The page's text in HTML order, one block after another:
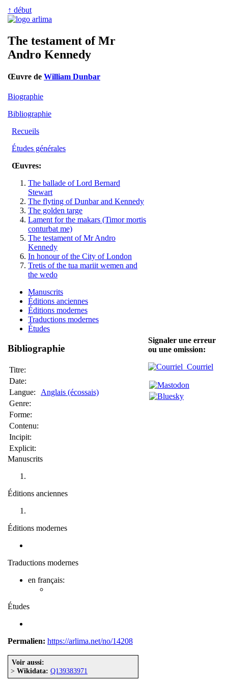
↑ début
The testament of Mr
Andro Kennedy
Œuvre de William Dunbar
Biographie
Bibliographie
Recueils
Études générales
Œuvres:
The ballade of Lord Bernard
Stewart
The flyting of Dunbar and Kennedy
The golden targe
Lament for the makars (Timor mortis
conturbat me)
The testament of Mr Andro
Kennedy
In honour of the City of London
Tretis of the tua mariit wemen and
the wedo
Manuscrits
Éditions anciennes
Éditions modernes
Traductions modernes
Études
Bibliographie
Titre:
Date:
Langue:
Anglais (écossais)
Genre:
Forme:
Contenu:
Incipit:
Explicit:
Manuscrits
Éditions anciennes
Éditions modernes
Traductions modernes
en français:
Études
Permalien: https://arlima.net/no/14208
Voir aussi:
> Wikidata: Q139383971
Signaler une erreur
ou une omission:
Courriel